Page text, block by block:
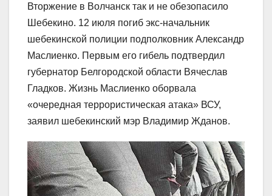
Вторжение в Волчанск так и не обезопасило
Шебекино. 12 июля погиб экс-начальник
шебекинской полиции подполковник Александр
Маслиенко. Первым его гибель подтвердил
губернатор Белгородской области Вячеслав
Гладков. Жизнь Маслиенко оборвала
«очередная террористическая атака» ВСУ,
заявил шебекинский мэр Владимир Жданов.